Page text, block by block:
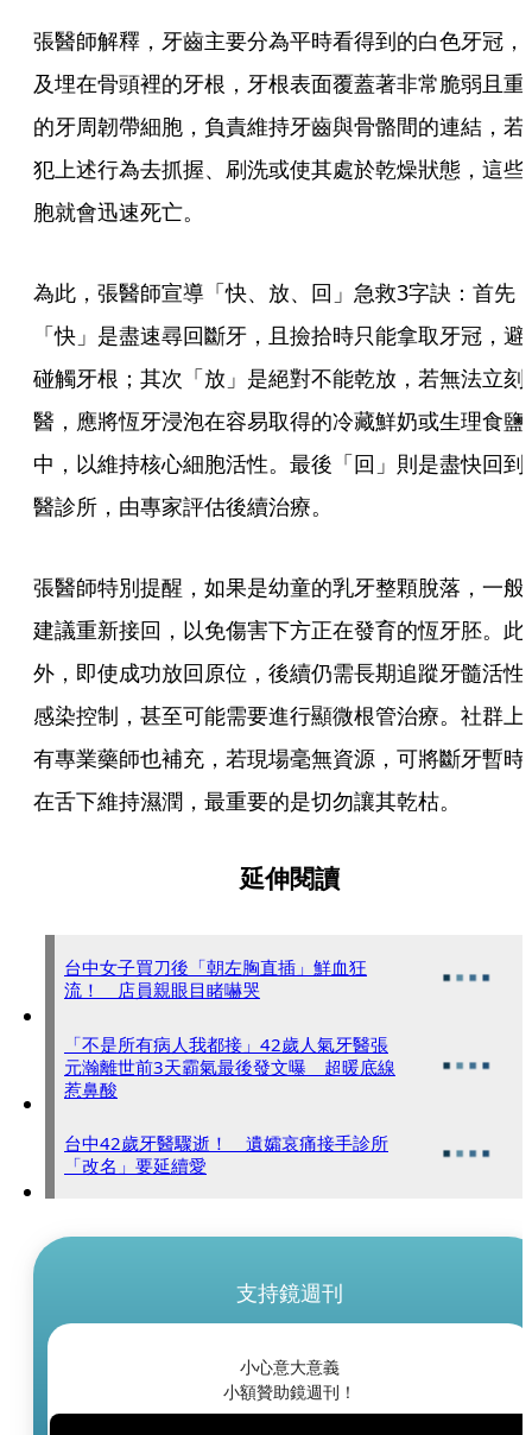
張醫師解釋，牙齒主要分為平時看得到的白色牙冠，
及埋在骨頭裡的牙根，牙根表面覆蓋著非常脆弱且重
的牙周韌帶細胞，負責維持牙齒與骨骼間的連結，若
犯上述行為去抓握、刷洗或使其處於乾燥狀態，這些
胞就會迅速死亡。
為此，張醫師宣導「快、放、回」急救3字訣：首先
「快」是盡速尋回斷牙，且撿拾時只能拿取牙冠，避
碰觸牙根；其次「放」是絕對不能乾放，若無法立刻
醫，應將恆牙浸泡在容易取得的冷藏鮮奶或生理食鹽
中，以維持核心細胞活性。最後「回」則是盡快回到
醫診所，由專家評估後續治療。
張醫師特別提醒，如果是幼童的乳牙整顆脫落，一般
建議重新接回，以免傷害下方正在發育的恆牙胚。此
外，即使成功放回原位，後續仍需長期追蹤牙髓活性
感染控制，甚至可能需要進行顯微根管治療。社群上
有專業藥師也補充，若現場毫無資源，可將斷牙暫時
在舌下維持濕潤，最重要的是切勿讓其乾枯。
延伸閱讀
台中女子買刀後「朝左胸直插」鮮血狂
流！ 店員親眼目睹嚇哭
「不是所有病人我都接」42歲人氣牙醫張
元瀚離世前3天霸氣最後發文曝 超暖底線
惹鼻酸
台中42歲牙醫驟逝！ 遺孀哀痛接手診所
「改名」要延續愛
支持鏡週刊
小心意大意義
小額贊助鏡週刊！